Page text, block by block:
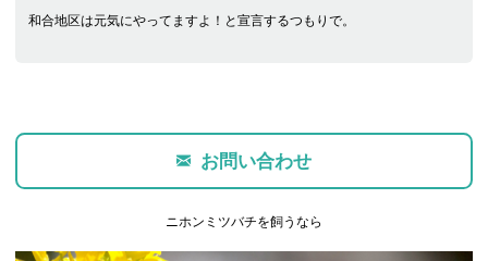
和合地区は元気にやってますよ！と宣言するつもりで。
お問い合わせ
ニホンミツバチを飼うなら